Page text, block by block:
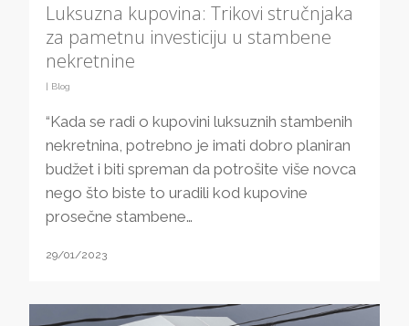
Luksuzna kupovina: Trikovi stručnjaka
za pametnu investiciju u stambene
nekretnine
| Blog
“Kada se radi o kupovini luksuznih stambenih
nekretnina, potrebno je imati dobro planiran
budžet i biti spreman da potrošite više novca
nego što biste to uradili kod kupovine
prosečne stambene…
29/01/2023